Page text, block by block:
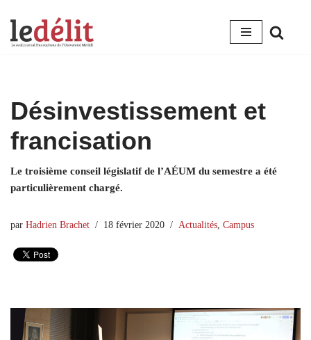
Aller
Désinvestissement et
francisation
Le troisième conseil législatif de l’AÉUM du semestre a été
particulièrement chargé.
par Hadrien Brachet 18 février 2020 Actualités Campus